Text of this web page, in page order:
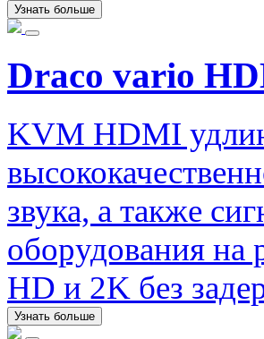
Узнать больше
Draco vario
KVM HDMI
звука, а также
оборудования на
HD и 2K без
Узнать больше